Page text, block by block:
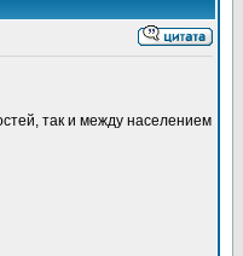
так и между населением